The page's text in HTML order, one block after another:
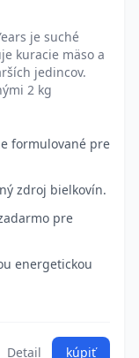
je suché
kuracie mäso a
jedincov.
2 kg
formulované pre
zdroj bielkovín.
pre
energetickou
Detail kúpiť